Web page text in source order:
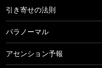
引き寄せの法則
パラノーマル
アセンション予報